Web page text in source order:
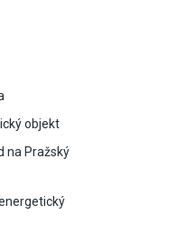
objekt
na Pražský